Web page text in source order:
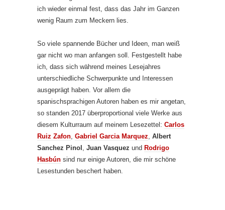
ich wieder einmal fest, dass das Jahr im Ganzen
wenig Raum zum Meckern lies.
So viele spannende Bücher und Ideen, man weiß
gar nicht wo man anfangen soll. Festgestellt habe
ich, dass sich während meines Lesejahres
unterschiedliche Schwerpunkte und Interessen
ausgeprägt haben. Vor allem die
spanischsprachigen Autoren haben es mir angetan,
so standen 2017 überproportional viele Werke aus
diesem Kulturraum auf meinem Lesezettel: Carlos
Ruiz Zafon, Gabriel Garcia Marquez, Albert
Sanchez Pinol , Juan Vasquez und Rodrigo
Hasbún sind nur einige Autoren, die mir schöne
Lesestunden beschert haben.